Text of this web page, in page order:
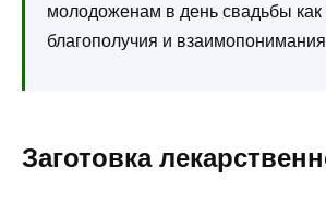
молодоженам в день свадьбы
благополучия и
Заготовка